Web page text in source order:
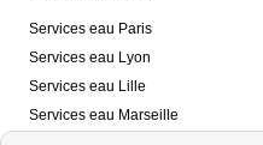
Services eau Paris
Services eau Lyon
Services eau Lille
Services eau Marseille